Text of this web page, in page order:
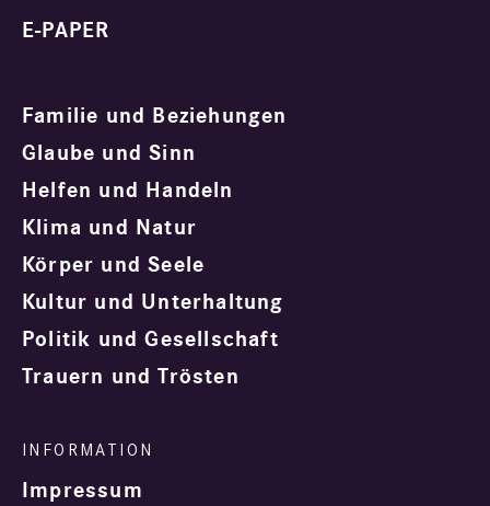
E-PAPER
Familie und Beziehungen
Glaube und Sinn
Helfen und Handeln
Klima und Natur
Körper und Seele
Kultur und Unterhaltung
Politik und Gesellschaft
Trauern und Trösten
Impressum